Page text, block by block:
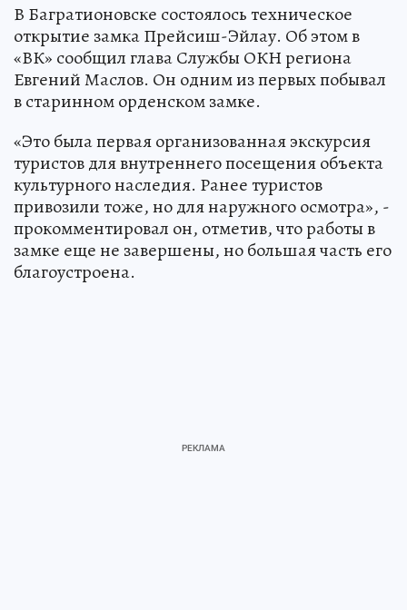
В Багратионовске состоялось техническое
открытие замка Прейсиш-Эйлау. Об этом в
«ВК» сообщил глава Службы ОКН региона
Евгений Маслов. Он одним из первых побывал
в старинном орденском замке.
«Это была первая организованная экскурсия
туристов для внутреннего посещения объекта
культурного наследия. Ранее туристов
привозили тоже, но для наружного осмотра», -
прокомментировал он, отметив, что работы в
замке еще не завершены, но большая часть его
благоустроена.